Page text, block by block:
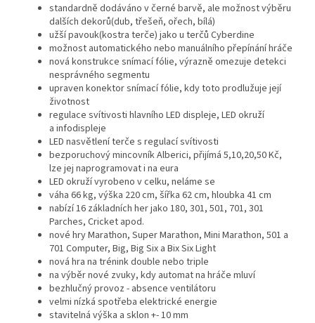
standardně dodáváno v černé barvě, ale možnost výběru
dalších dekorů(dub, třešeň, ořech, bílá)
užší pavouk(kostra terče) jako u terčů Cyberdine
možnost automatického nebo manuálního přepínání hráče
nová konstrukce snímací fólie, výrazně omezuje detekci
nesprávného segmentu
upraven konektor snímací fólie, kdy toto prodlužuje její
životnost
regulace svítivosti hlavního LED displeje, LED okruží
a infodispleje
LED nasvětlení terče s regulací svítivosti
bezporuchový mincovník Alberici, přijímá 5,10,20,50 Kč,
lze jej naprogramovat i na eura
LED okruží vyrobeno v celku, neláme se
váha 66 kg, výška 220 cm, šířka 62 cm, hloubka 41 cm
nabízí 16 základních her jako 180, 301, 501, 701, 301
Parches, Cricket apod.
nové hry Marathon, Super Marathon, Mini Marathon, 501 a
701 Computer, Big, Big Six a Bix Six Light
nová hra na trénink double nebo triple
na výběr nové zvuky, kdy automat na hráče mluví
bezhlučný provoz - absence ventilátoru
velmi nízká spotřeba elektrické energie
stavitelná výška a sklon +- 10 mm